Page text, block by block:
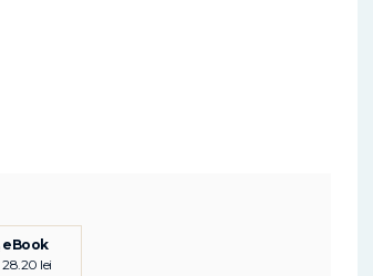
eBook
28.20 lei